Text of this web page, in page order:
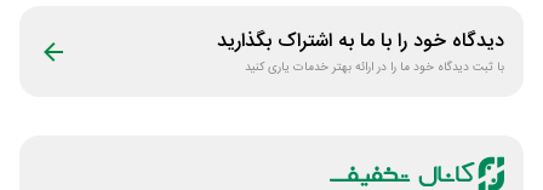
دیدگاه خود را با ما به اشتراک بگذارید
با ثبت دیدگاه خود ما را در ارائه بهتر خدمات یاری کنید